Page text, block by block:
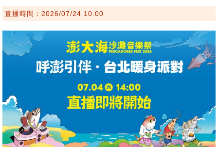
直播時間：2026/07/24 10:00